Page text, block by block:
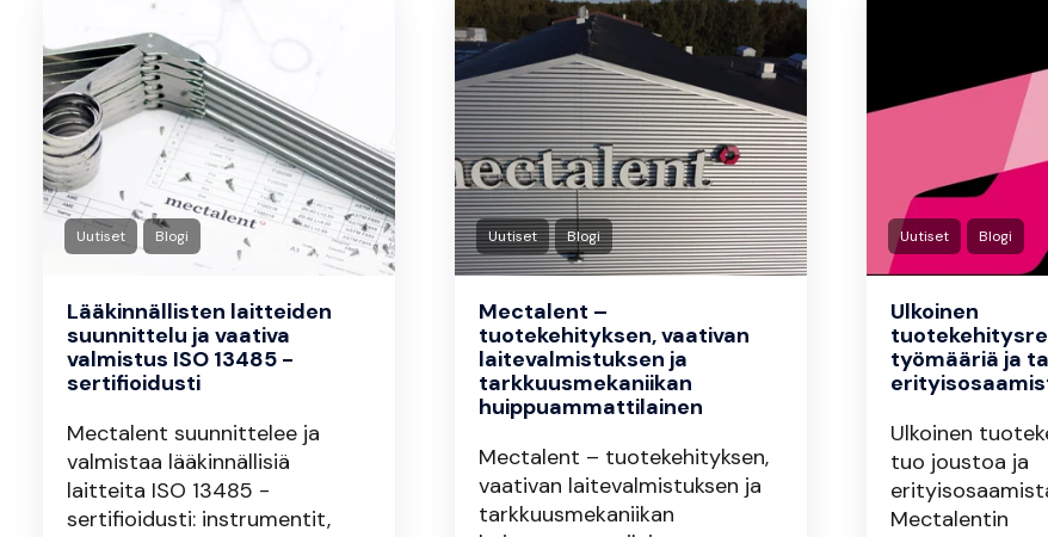
Uutiset Blogi
Lääkinnällisten laitteiden
suunnittelu ja vaativa
valmistus ISO 13485 -
sertifioidusti
Mectalent suunnittelee ja
valmistaa lääkinnällisiä
laitteita ISO 13485 -
sertifioidusti: instrumentit,
Uutiset Blogi
Mectalent –
tuotekehityksen, vaativan
laitevalmistuksen ja
tarkkuusmekaniikan
huippuammattilainen
Mectalent – tuotekehityksen,
vaativan laitevalmistuksen ja
tarkkuusmekaniikan
Uutiset Blogi
Ulkoinen
työmääriä ja
Ulkoinen
tuo joustoa ja
Mectalentin